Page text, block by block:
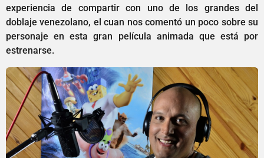
experiencia de compartir con uno de los grandes del
doblaje venezolano, el cuan nos comentó un poco sobre su
personaje en esta gran película animada que está por
estrenarse.